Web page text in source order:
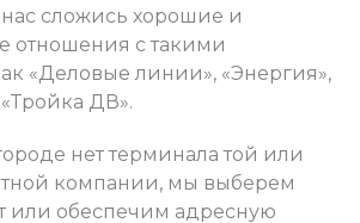
сложись хорошие и
отношения с такими
«Деловые линии», «Энергия»,
ДВ».
нет терминала той или
компании, мы выберем
или обеспечим адресную